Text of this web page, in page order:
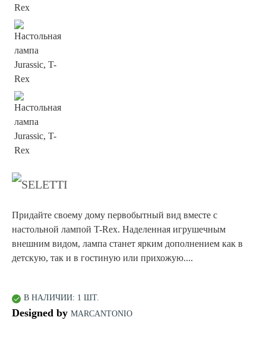
Придайте своему дому первобытный вид вместе с
настольной лампой T-Rex. Наделенная игрушечным
внешним видом, лампа станет ярким дополнением как в
детскую, так и в гостиную или прихожую....
В НАЛИЧИИ: 1 ШТ.
Designed by MARCANTONIO